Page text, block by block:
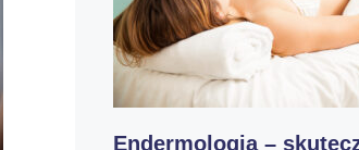
Endermologia –